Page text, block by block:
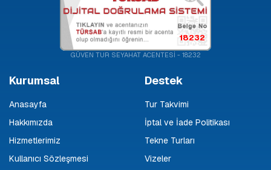
18232
GÜVEN TUR SEYAHAT ACENTESİ - 18232
Kurumsal
Anasayfa
Hakkımızda
Hizmetlerimiz
Kullanıcı Sözleşmesi
Destek
Tur Takvimi
İptal ve İade Politikası
Tekne Turları
Vizeler